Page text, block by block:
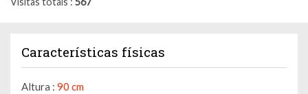
Características físicas
Altura : 90 cm